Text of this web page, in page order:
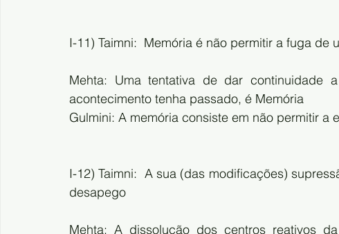
I-11) Taimni:  Memória é não permitir a fuga de
Mehta: Uma tentativa de dar continuidade
acontecimento tenha passado, é Memória
Gulmini: A memória consiste em não permitir
I-12) Taimni:  A sua (das modificações)
desapego
Mehta: A dissolução dos centros reativos